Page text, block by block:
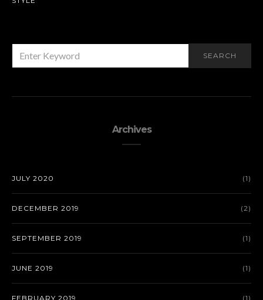
FOR:
SEARCH
Archives
JULY 2020 (1)
DECEMBER 2019 (2)
SEPTEMBER 2019 (1)
JUNE 2019 (1)
FEBRUARY 2019 (1)